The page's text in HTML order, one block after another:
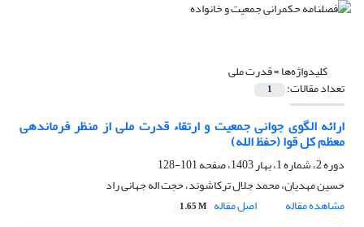
کلیدواژه‌ها =قدرت ملی
تعداد مقالات: 1
ارائه الگوی جوانی جمعیت و ارتقاء قدرت ملی از منظر فرماندهی
معظم کل قوا (حفظ الله)
دوره 2، شماره 1، بهار 1403، صفحه
101-128
حسین مهدیان، محمد جلال ترکاشوند، حجت اله جهانی راد
مشاهده مقاله
اصل مقاله 1.65 M